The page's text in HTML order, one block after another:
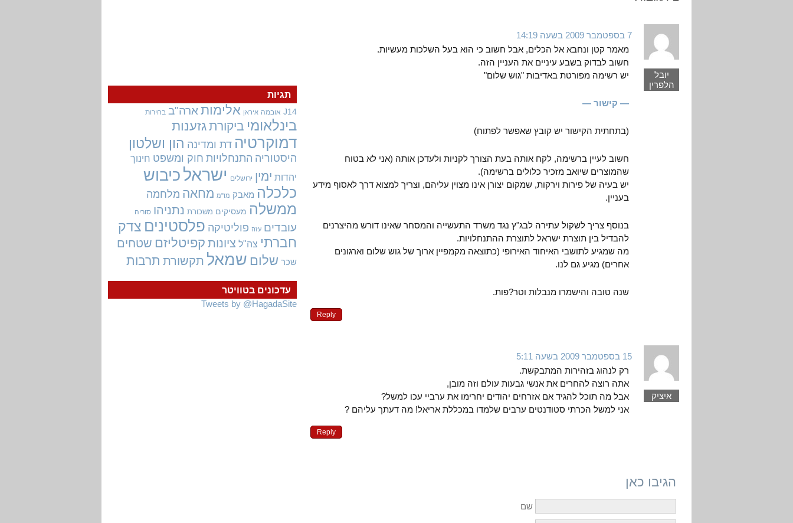
יובל
הלפרין
7 בספטמבר 2009 בשעה 14:19
מאמר קטן ונחבא אל הכלים, אבל חשוב כי הוא בעל השלכות מעשיות.
חשוב לבדוק בשבע עיניים את העניין הזה.
יש רשימה מפורטת באדיבות "גוש שלום"
— קישור —
(בתחתית הקישור יש קובץ שאפשר לפתוח)
חשוב לעיין ברשימה, לקח אותה בעת הצורך לקניות ולעדכן אותה (אני לא בטוח
שהמוצרים שיואב מזכיר כלולים ברשימה).
יש בעיה של פירות וירקות, שמקום יצורן אינו מצוין עליהם, וצריך למצוא דרך לאסוף מידע
בעניין.
בנוסף צריך לשקול עתירה לבג"ץ נגד משרד התעשייה והמסחר שאינו דורש מהיצרנים
להבדיל בין תוצרת ישראל לתוצרת ההתנחלויות.
מה שמגיע לתושבי האיחוד האירופי (כתוצאה מקמפיין ארוך של גוש שלום וארגונים
אחרים) מגיע גם לנו.
שנה טובה והישמרו מנבלות וטר?פות.
Reply
איציק
15 בספטמבר 2009 בשעה 5:11
רק לנהוג בזהירות המתבקשת.
אתה רוצה להחרים את אנשי גבעות עולם וזה מובן,
אבל מה תוכל להגיד אם אזרחים יהודים יחרימו את ערביי עכו למשל?
אני למשל הכרתי סטודנטים ערבים שלמדו במכללת אריאל! מה דעתך עליהם ?
Reply
הגיבו כאן
שם
עדכונים בטוויטר
Tweets by @HagadaSite
תגיות
J14 אובמה איראן אלימות ארה"ב בחירות
בינלאומי ביקורתגזענות
דמוקרטיה דת ומדינה הון ושלטון
היסטוריה התנחלויות חוק ומשפט חינוך
יהדות ימין ירושלים ישראל כיבוש
כלכלה מאבק מו"מ מחאה מלחמה
ממשלה מעסיקים משכורת נתניהו סוריה
עובדים עזה פוליטיקה פלסטינים צדק
חברתי צה"ל ציונות קפיטליזם שטחים
שכר שלום שמאל תקשורת תרבות